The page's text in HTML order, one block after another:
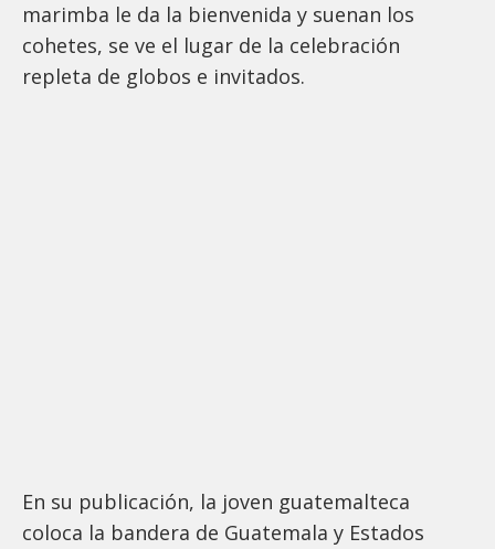
marimba le da la bienvenida y suenan los
cohetes, se ve el lugar de la celebración
repleta de globos e invitados.
En su publicación, la joven guatemalteca
coloca la bandera de Guatemala y Estados